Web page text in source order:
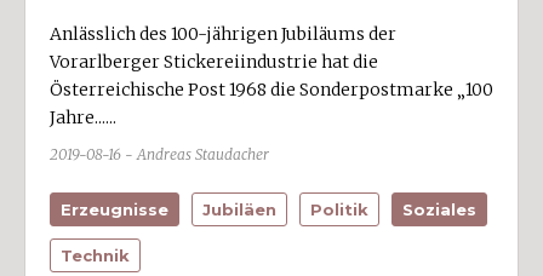
Anlässlich des 100-jährigen Jubiläums der
Vorarlberger Stickereiindustrie hat die
Österreichische Post 1968 die Sonderpostmarke „100
Jahre......
2019-08-16 - Andreas Staudacher
Erzeugnisse Jubiläen Politik Soziales
Technik